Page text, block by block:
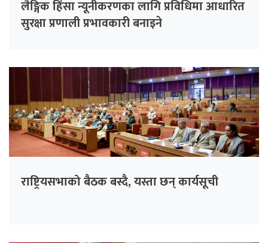
लैङ्गिक हिंसा न्यूनीकरणका लागि प्रविधिमा आधारित
सुरक्षा प्रणाली प्रभावकारी बनाइने
राष्ट्रियसभाको बैठक बस्दै, यस्ता छन् कार्यसूची